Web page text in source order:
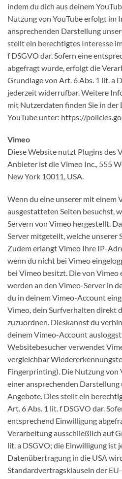
indem du dich aus deinem
Nutzung von YouTube erfolgt im
ansprechenden Darstellung
stellt ein berechtigtes Interesse
f DSGVO dar. Sofern eine
abgefragt wurde, erfolgt die
Grundlage von Art. 6 Abs. 1 lit. a
jederzeit widerrufbar. Weitere
mit Nutzerdaten finden Sie in
YouTube unter: https://
Vimeo
Diese Website nutzt Plugins des
Anbieter ist die Vimeo Inc., 555
New York 10011, USA.
Wenn du eine unserer mit einem
ausgestatteten Seiten besuchst,
Servern von Vimeo hergestellt.
Server mitgeteilt, welche unserer
Zudem erlangt Vimeo Ihre IP-
wenn du nicht bei Vimeo
bei Vimeo besitzt. Die von
werden an den Vimeo-Server in
du in deinem Vimeo-Account
Vimeo, dein Surfverhalten direkt
zuzuordnen. Dieskannst du
deinem Vimeo-Account
Websitebesucher verwendet
vergleichbar
Fingerprinting). Die Nutzung von
einer ansprechenden
Angebote. Dies stellt ein
Art. 6 Abs. 1 lit. f DSGVO dar.
entsprechend Einwilligung
Verarbeitung ausschließlich auf
lit. a DSGVO; die Einwilligung ist
Datenübertragung in die USA
Standardvertragsklauseln der